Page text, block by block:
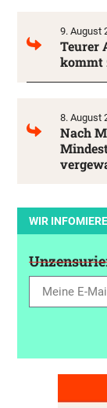
9. August
Teurer
kommt
8. August
Nach
WIR